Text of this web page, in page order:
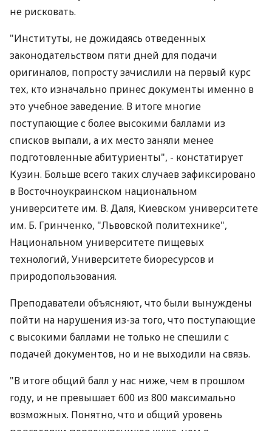
не рисковать.
"Институты, не дожидаясь отведенных
законодательством пяти дней для подачи
оригиналов, попросту зачислили на первый курс
тех, кто изначально принес документы именно в
это учебное заведение. В итоге многие
поступающие с более высокими баллами из
списков выпали, а их место заняли менее
подготовленные абитуриенты", - констатирует
Кузин. Больше всего таких случаев зафиксировано
в Восточноукраинском национальном
университете им. В. Даля, Киевском университете
им. Б. Гринченко, "Львовской политехнике",
Национальном университете пищевых
технологий, Университете биоресурсов и
природопользования.
Преподаватели объясняют, что были вынуждены
пойти на нарушения из-за того, что поступающие
с высокими баллами не только не спешили с
подачей документов, но и не выходили на связь.
"В итоге общий балл у нас ниже, чем в прошлом
году, и не превышает 600 из 800 максимально
возможных. Понятно, что и общий уровень